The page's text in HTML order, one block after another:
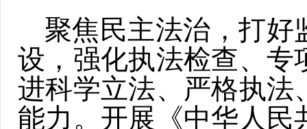
聚焦民主法治，打好
设，强化执法检查、专
进科学立法、严格执法
能力。开展《中华人民